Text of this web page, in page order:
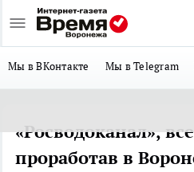
Мы в ВКонтакте Мы в Telegram
«Росводоканал»,
проработав в